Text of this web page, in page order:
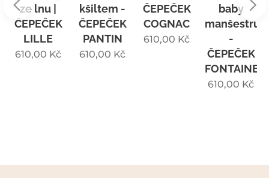
ze lnu |
ČEPEČEK
LILLE
610,00 Kč
kšiltem -
ČEPEČEK
PANTIN
610,00 Kč
ČEPEČEK
COGNAC
610,00 Kč
baby
manšestru
-
ČEPEČEK
FONTAINE
610,00 Kč